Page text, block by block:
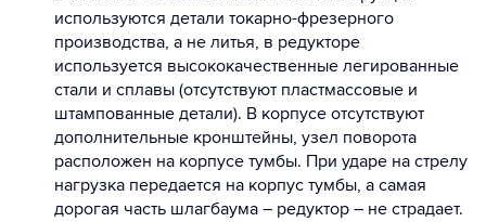
используются детали токарно-фрезерного
производства, а не литья, в редукторе
используется высококачественные легированные
стали и сплавы (отсутствуют пластмассовые и
штампованные детали). В корпусе отсутствуют
дополнительные кронштейны, узел поворота
расположен на корпусе тумбы. При ударе на стрелу
нагрузка передается на корпус тумбы, а самая
дорогая часть шлагбаума – редуктор – не страдает.